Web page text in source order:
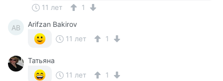
11 лет 1
AB
Arifzan Bakirov
11 лет
1
Татьяна
11 лет
1